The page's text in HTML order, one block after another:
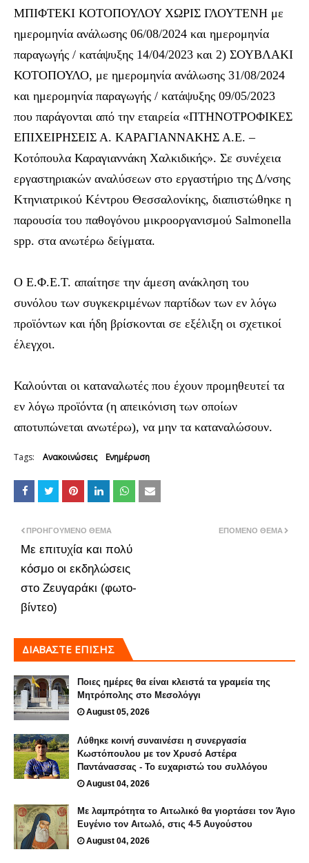
ΜΠΙΦΤΕΚΙ ΚΟΤΟΠΟΥΛΟΥ ΧΩΡΙΣ ΓΛΟΥΤΕΝΗ με
ημερομηνία ανάλωσης 06/08/2024 και ημερομηνία
παραγωγής / κατάψυξης 14/04/2023 και 2) ΣΟΥΒΛΑΚΙ
ΚΟΤΟΠΟΥΛΟ, με ημερομηνία ανάλωσης 31/08/2024
και ημερομηνία παραγωγής / κατάψυξης 09/05/2023
που παράγονται από την εταιρεία «ΠΤΗΝΟΤΡΟΦΙΚΕΣ
ΕΠΙΧΕΙΡΗΣΕΙΣ Α. ΚΑΡΑΓΙΑΝΝΑΚΗΣ Α.Ε. –
Κοτόπουλα Καραγιαννάκη Χαλκιδικής». Σε συνέχεια
εργαστηριακών αναλύσεων στο εργαστήριο της Δ/νσης
Κτηνιατρικού Κέντρου Θεσσαλονίκης, διαπιστώθηκε η
παρουσία του παθογόνου μικροοργανισμού Salmonella
spp. στα ανωτέρω δείγματα.
Ο Ε.Φ.Ε.Τ. απαίτησε την άμεση ανάκληση του
συνόλου των συγκεκριμένων παρτίδων των εν λόγω
προϊόντων και ήδη βρίσκονται σε εξέλιξη οι σχετικοί
έλεγχοι.
Καλούνται οι καταναλωτές που έχουν προμηθευτεί τα
εν λόγω προϊόντα (η απεικόνιση των οποίων
αποτυπώνεται ανωτέρω), να μην τα καταναλώσουν.
Tags: Ανακοινώσεις Ενημέρωση
ΕΠΌΜΕΝΟ ΘΈΜΑ
ΠΡΟΗΓΟΎΜΕΝΟ ΘΈΜΑ
Με επιτυχία και πολύ
κόσμο οι εκδηλώσεις
στο Ζευγαράκι (φωτο-
βίντεο)
ΔΙΑΒΑΣΤΕ ΕΠΙΣΗΣ
Ποιες ημέρες θα είναι κλειστά τα γραμεία της
Μητρόπολης στο Μεσολόγγι
August 05, 2026
Λύθηκε κοινή συναινέσει η συνεργασία
Κωστόπουλου με τον Χρυσό Αστέρα
Παντάνασσας - Το ευχαριστώ του συλλόγου
August 04, 2026
Με λαμπρότητα το Αιτωλικό θα γιορτάσει τον Άγιο
Ευγένιο τον Αιτωλό, στις 4-5 Αυγούστου
August 04, 2026